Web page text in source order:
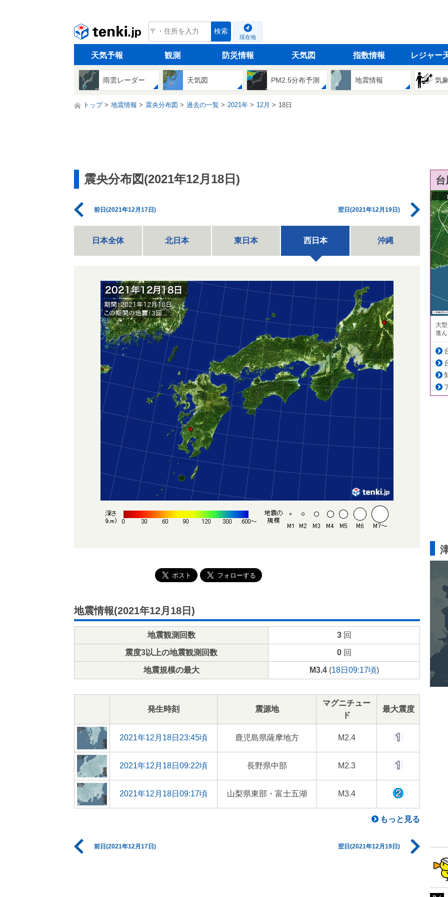
tenki.jp 検索
現在地
天気予報 観測 防災情報 天気図 指数情報 レジャー
雨雲レーダー 天気図 PM2.5分布予測 地震情報 気
トップ 地震情報 震央分布図 過去の一覧 2021年 12月 18日
震央分布図(2021年12月18日)
前日(2021年12月17日) 翌日(2021年12月19日)
日本全体 北日本 東日本 西日本 沖縄
地震情報(2021年12月18日)
地震観測回数 3回
震度3以上の地震観測回数 0回
地震規模の最大 M3.4(18日09:17頃)
発生時刻 震源地
マグニチュー
ド
最大震度
2021年12月18日23:45頃 鹿児島県薩摩地方 M2.4
2021年12月18日09:22頃 長野県中部 M2.3
2021年12月18日09:17頃 山梨県東部・富士五湖 M3.4
もっと見る
前日(2021年12月17日) 翌日(2021年12月19日)
大
進